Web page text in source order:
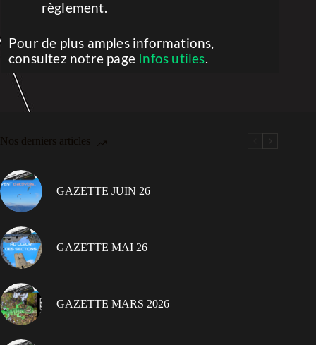
règlement.
Pour de plus amples informations,
consultez notre page Infos utiles.
Nos derniers articles
GAZETTE JUIN 26
GAZETTE MAI 26
GAZETTE MARS 2026